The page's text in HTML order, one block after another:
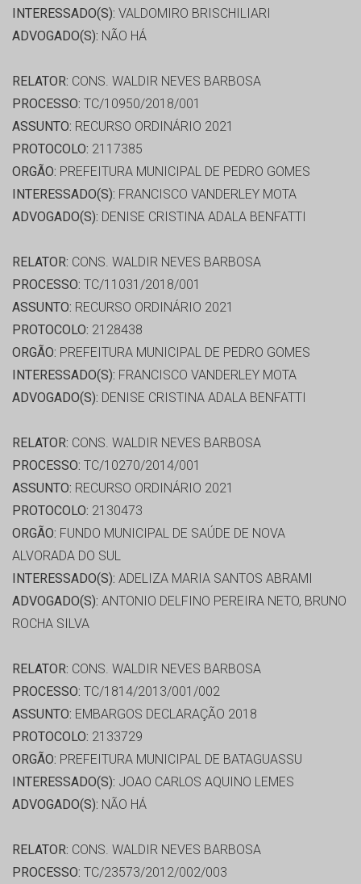
INTERESSADO(S): VALDOMIRO BRISCHILIARI
ADVOGADO(S): NÃO HÁ
RELATOR: CONS. WALDIR NEVES BARBOSA
PROCESSO: TC/10950/2018/001
ASSUNTO: RECURSO ORDINÁRIO 2021
PROTOCOLO: 2117385
ORGÃO: PREFEITURA MUNICIPAL DE PEDRO GOMES
INTERESSADO(S): FRANCISCO VANDERLEY MOTA
ADVOGADO(S): DENISE CRISTINA ADALA BENFATTI
RELATOR: CONS. WALDIR NEVES BARBOSA
PROCESSO: TC/11031/2018/001
ASSUNTO: RECURSO ORDINÁRIO 2021
PROTOCOLO: 2128438
ORGÃO: PREFEITURA MUNICIPAL DE PEDRO GOMES
INTERESSADO(S): FRANCISCO VANDERLEY MOTA
ADVOGADO(S): DENISE CRISTINA ADALA BENFATTI
RELATOR: CONS. WALDIR NEVES BARBOSA
PROCESSO: TC/10270/2014/001
ASSUNTO: RECURSO ORDINÁRIO 2021
PROTOCOLO: 2130473
ORGÃO: FUNDO MUNICIPAL DE SAÚDE DE NOVA
ALVORADA DO SUL
INTERESSADO(S): ADELIZA MARIA SANTOS ABRAMI
ADVOGADO(S): ANTONIO DELFINO PEREIRA NETO, BRUNO
ROCHA SILVA
RELATOR: CONS. WALDIR NEVES BARBOSA
PROCESSO: TC/1814/2013/001/002
ASSUNTO: EMBARGOS DECLARAÇÃO 2018
PROTOCOLO: 2133729
ORGÃO: PREFEITURA MUNICIPAL DE BATAGUASSU
INTERESSADO(S): JOAO CARLOS AQUINO LEMES
ADVOGADO(S): NÃO HÁ
RELATOR: CONS. WALDIR NEVES BARBOSA
PROCESSO: TC/23573/2012/002/003